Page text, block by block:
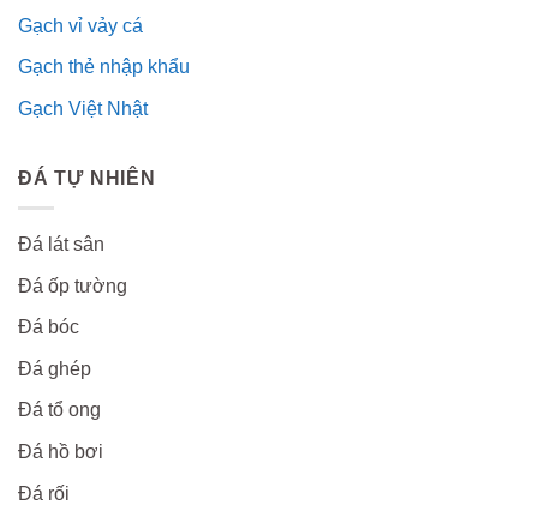
Gạch vỉ vảy cá
Gạch thẻ nhập khẩu
Gạch Việt Nhật
ĐÁ TỰ NHIÊN
Đá lát sân
Đá ốp tường
Đá bóc
Đá ghép
Đá tổ ong
Đá hồ bơi
Đá rối